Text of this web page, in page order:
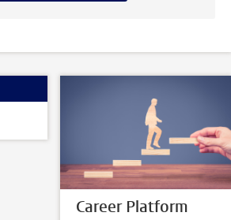
Career Platform